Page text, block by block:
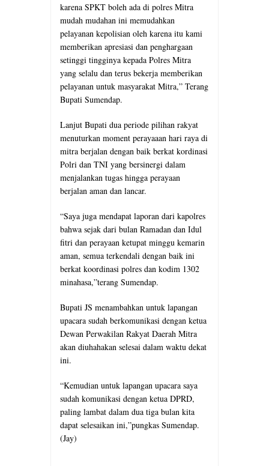
karena SPKT boleh ada di polres Mitra
mudah mudahan ini memudahkan
pelayanan kepolisian oleh karena itu kami
memberikan apresiasi dan penghargaan
setinggi tingginya kepada Polres Mitra
yang selalu dan terus bekerja memberikan
pelayanan untuk masyarakat Mitra,” Terang
Bupati Sumendap.
Lanjut Bupati dua periode pilihan rakyat
menuturkan moment perayaaan hari raya di
mitra berjalan dengan baik berkat kordinasi
Polri dan TNI yang bersinergi dalam
menjalankan tugas hingga perayaan
berjalan aman dan lancar.
“Saya juga mendapat laporan dari kapolres
bahwa sejak dari bulan Ramadan dan Idul
fitri dan perayaan ketupat minggu kemarin
aman, semua terkendali dengan baik ini
berkat koordinasi polres dan kodim 1302
minahasa,”terang Sumendap.
Bupati JS menambahkan untuk lapangan
upacara sudah berkomunikasi dengan ketua
Dewan Perwakilan Rakyat Daerah Mitra
akan diuhahakan selesai dalam waktu dekat
ini.
“Kemudian untuk lapangan upacara saya
sudah komunikasi dengan ketua DPRD,
paling lambat dalam dua tiga bulan kita
dapat selesaikan ini,”pungkas Sumendap.
(Jay)